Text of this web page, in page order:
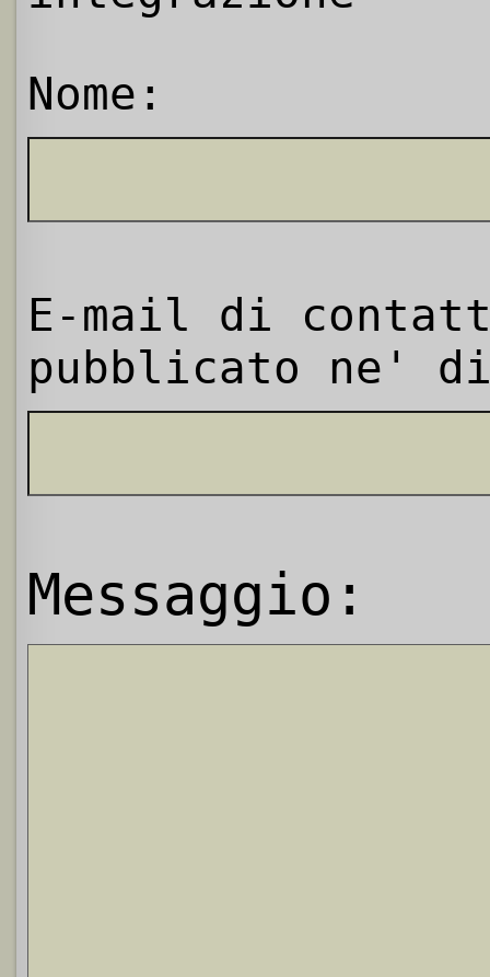
Nome:
E-mail di
pubblicato ne'
Messaggio: